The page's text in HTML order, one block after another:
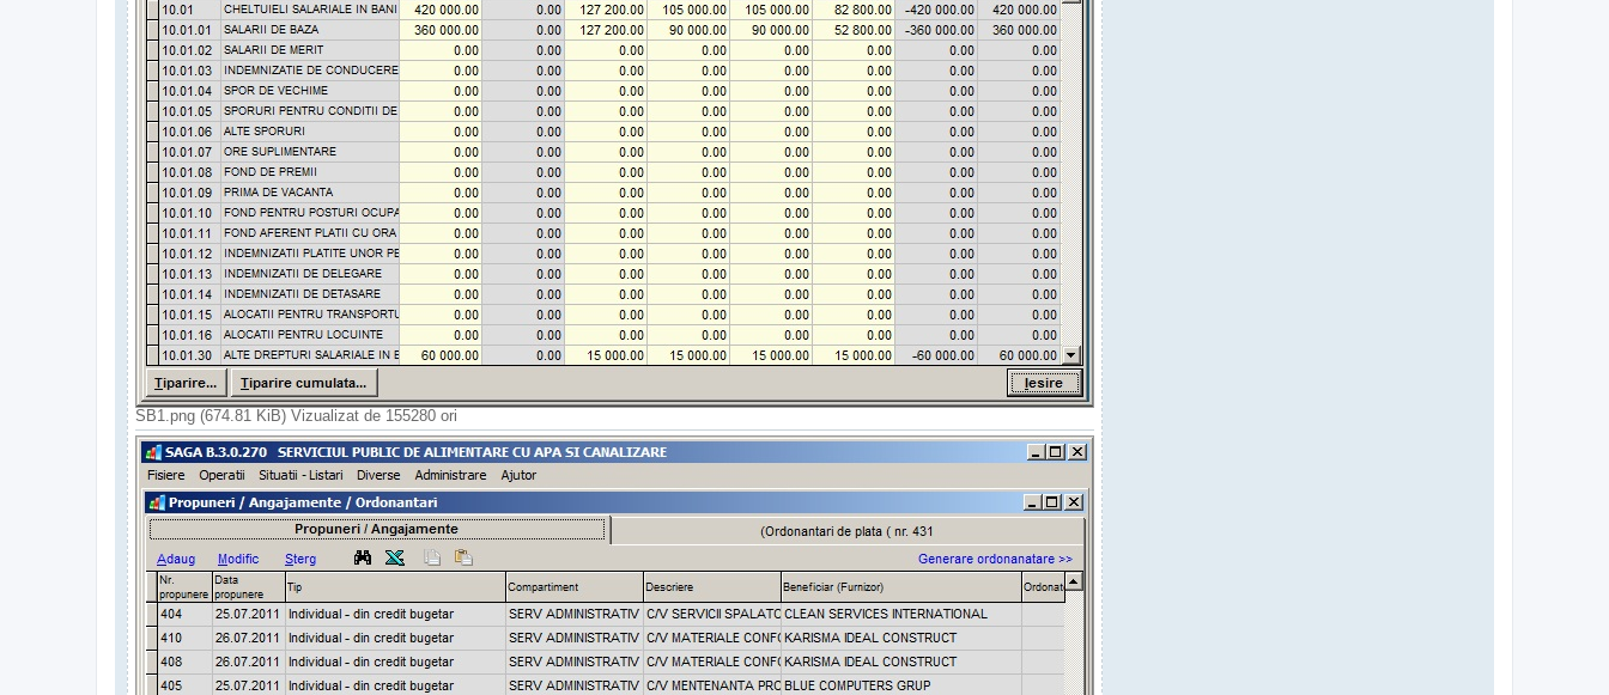
SB1.png (674.81 KiB) Vizualizat de 155280 ori